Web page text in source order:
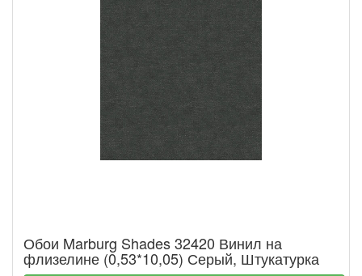
Обои Marburg Shades 32420 Винил на
флизелине (0,53*10,05) Серый, Штукатурка